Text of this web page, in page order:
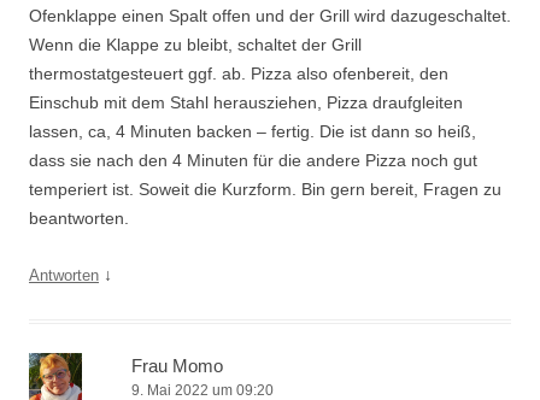
Ofenklappe einen Spalt offen und der Grill wird dazugeschaltet.
Wenn die Klappe zu bleibt, schaltet der Grill
thermostatgesteuert ggf. ab. Pizza also ofenbereit, den
Einschub mit dem Stahl herausziehen, Pizza draufgleiten
lassen, ca, 4 Minuten backen – fertig. Die ist dann so heiß,
dass sie nach den 4 Minuten für die andere Pizza noch gut
temperiert ist. Soweit die Kurzform. Bin gern bereit, Fragen zu
beantworten.
Antworten ↓
Frau Momo
9. Mai 2022 um 09:20